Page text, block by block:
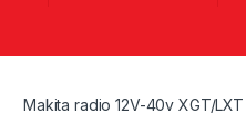
Makita radio 12V-40v XGT/